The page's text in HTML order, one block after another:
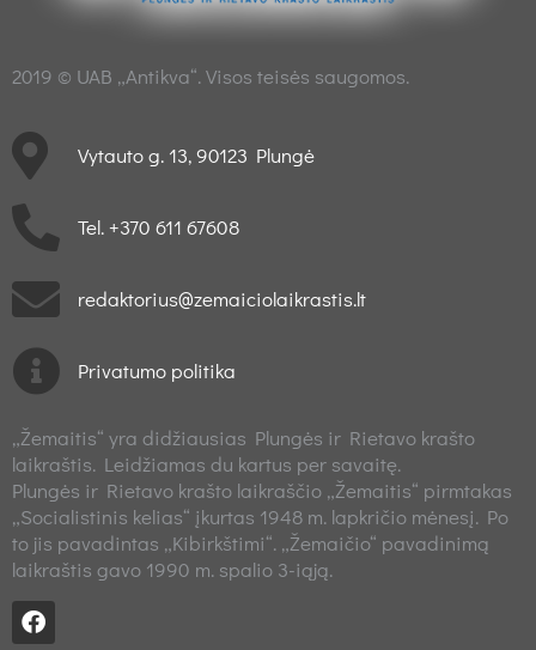
2019 © UAB „Antikva“. Visos teisės saugomos.
Vytauto g. 13, 90123 Plungė
Tel. +370 611 67608
redaktorius@zemaiciolaikrastis.lt
Privatumo politika
„Žemaitis“ yra didžiausias Plungės ir Rietavo krašto
laikraštis. Leidžiamas du kartus per savaitę.
Plungės ir Rietavo krašto laikraščio „Žemaitis“ pirmtakas
„Socialistinis kelias“ įkurtas 1948 m. lapkričio mėnesį. Po
to jis pavadintas „Kibirkštimi“. „Žemaičio“ pavadinimą
laikraštis gavo 1990 m. spalio 3-iąją.